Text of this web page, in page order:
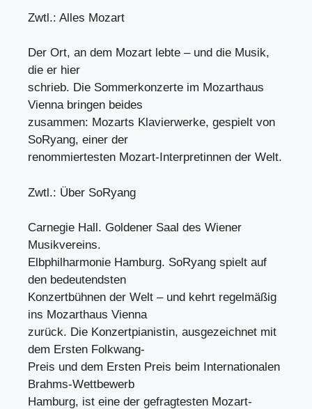
Zwtl.: Alles Mozart
Der Ort, an dem Mozart lebte – und die Musik,
die er hier
schrieb. Die Sommerkonzerte im Mozarthaus
Vienna bringen beides
zusammen: Mozarts Klavierwerke, gespielt von
SoRyang, einer der
renommiertesten Mozart-Interpretinnen der Welt.
Zwtl.: Über SoRyang
Carnegie Hall. Goldener Saal des Wiener
Musikvereins.
Elbphilharmonie Hamburg. SoRyang spielt auf
den bedeutendsten
Konzertbühnen der Welt – und kehrt regelmäßig
ins Mozarthaus Vienna
zurück. Die Konzertpianistin, ausgezeichnet mit
dem Ersten Folkwang-
Preis und dem Ersten Preis beim Internationalen
Brahms-Wettbewerb
Hamburg, ist eine der gefragtesten Mozart-